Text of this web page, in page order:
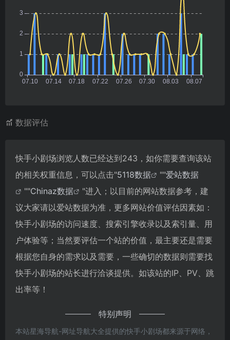
数据评估
快手小剧场浏览人数已经达到243，如你需要查询该站
的相关权重信息，可以点击"5118数据 ""爱站数据
""Chinaz数据
"进入；以目前的网站数据参考，建
议大家请以爱站数据为准，更多网站价值评估因素如：
快手小剧场的访问速度、搜索引擎收录以及索引量、用
户体验等；当然要评估一个站的价值，最主要还是需要
根据您自身的需求以及需要，一些确切的数据则需要找
快手小剧场的站长进行洽谈提供。如该站的IP、PV、跳
出率等！
特别声明
本站星海导航-网址导航大全提供的快手小剧场都来源于网络，